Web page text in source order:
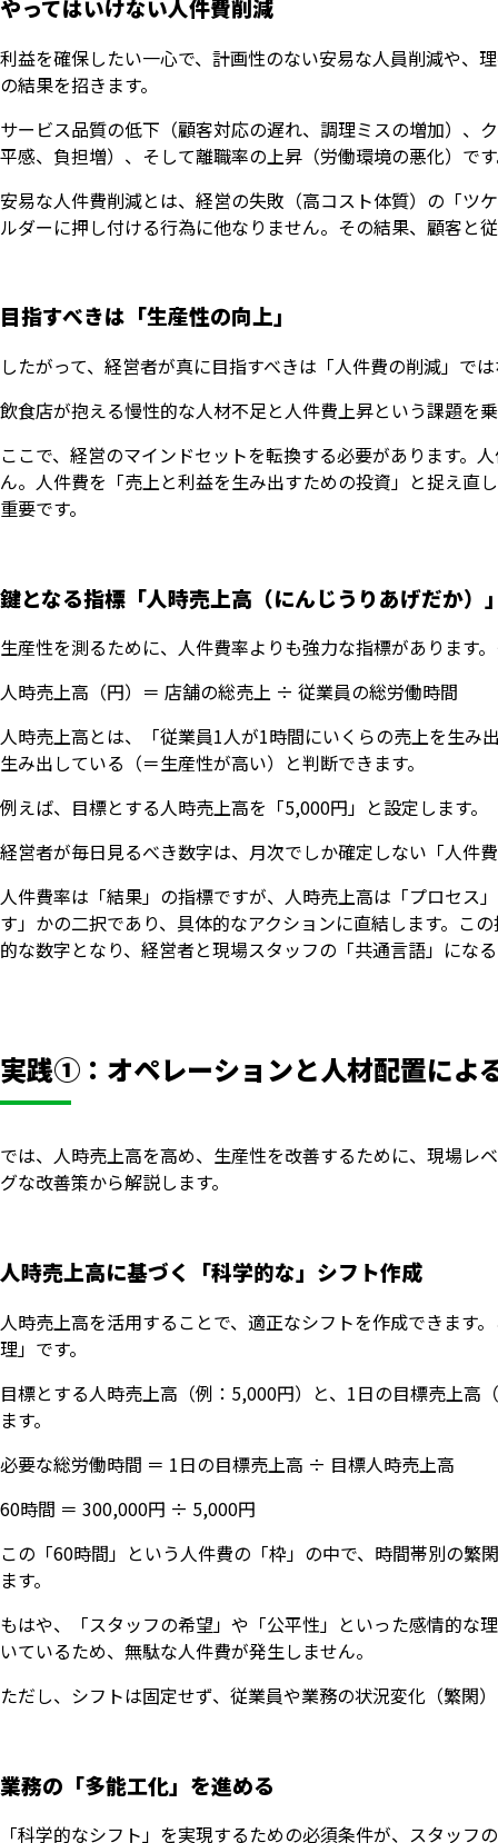
やってはいけない人件費削減
利益を確保したい一心で、計画性のない安易な人員削減や、
の結果を招きます。
サービス品質の低下（顧客対応の遅れ、調理ミスの増加）、
平感、負担増）、そして離職率の上昇（労働環境の悪化）で
安易な人件費削減とは、経営の失敗（高コスト体質）の「ツ
ルダーに押し付ける行為に他なりません。その結果、顧客と
目指すべきは「生産性の向上」
したがって、経営者が真に目指すべきは「人件費の削減」で
飲食店が抱える慢性的な人材不足と人件費上昇という課題を
ここで、経営のマインドセットを転換する必要があります。
ん。人件費を「売上と利益を生み出すための投資」と捉え直
重要です。
鍵となる指標「人時売上高（にんじうりあげだか）
生産性を測るために、人件費率よりも強力な指標があります
人時売上高（円）＝ 店舗の総売上 ÷ 従業員の総労働時間
人時売上高とは、「従業員1人が1時間にいくらの売上を生
生み出している（＝生産性が高い）と判断できます。
例えば、目標とする人時売上高を「5,000円」と設定します。
経営者が毎日見るべき数字は、月次でしか確定しない「人件
人件費率は「結果」の指標ですが、人時売上高は「プロセス
す」かの二択であり、具体的なアクションに直結します。こ
的な数字となり、経営者と現場スタッフの「共通言語」にな
実践①：オペレーションと人材配置によ
では、人時売上高を高め、生産性を改善するために、現場レ
グな改善策から解説します。
人時売上高に基づく「科学的な」シフト作成
人時売上高を活用することで、適正なシフトを作成できます
理」です。
目標とする人時売上高（例：5,000円）と、1日の目標売上
ます。
必要な総労働時間 ＝ 1日の目標売上高 ÷ 目標人時売上高
60時間 ＝ 300,000円 ÷ 5,000円
この「60時間」という人件費の「枠」の中で、時間帯別の
ます。
もはや、「スタッフの希望」や「公平性」といった感情的な
いているため、無駄な人件費が発生しません。
ただし、シフトは固定せず、従業員や業務の状況変化（繁閑
業務の「多能工化」を進める
「科学的なシフト」を実現するための必須条件が、スタッフ